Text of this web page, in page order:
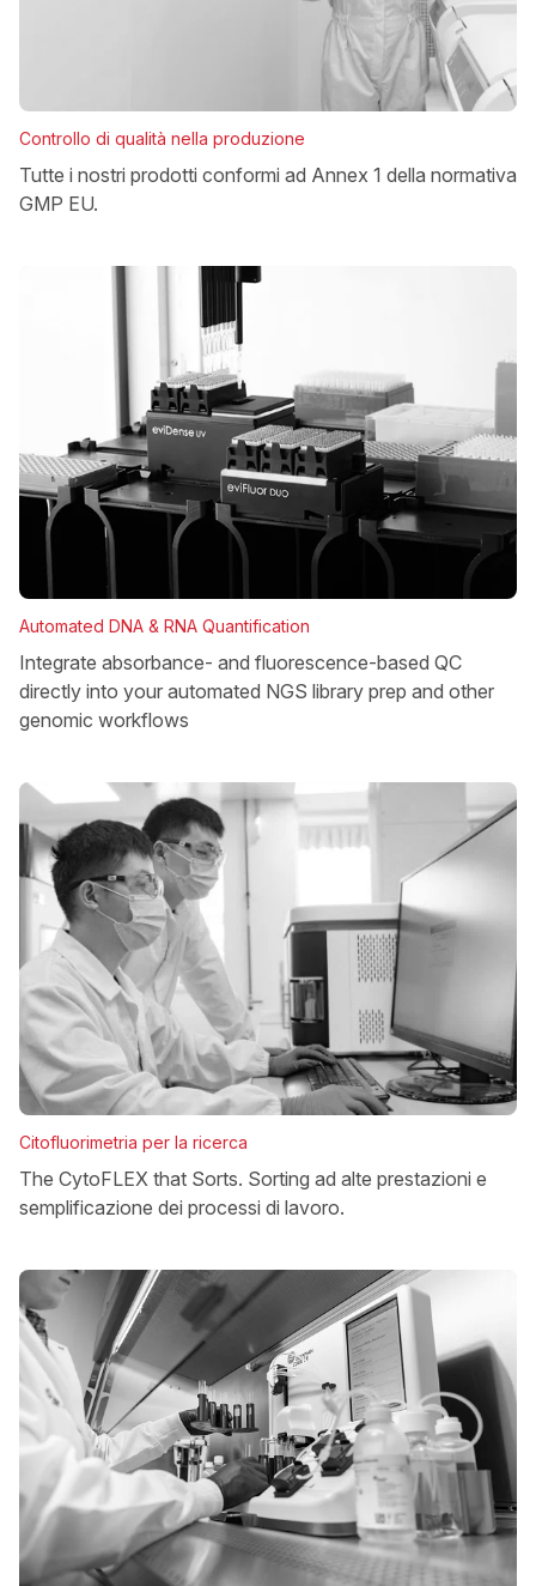
Controllo di qualità nella produzione
Tutte i nostri prodotti conformi ad Annex 1 della normativa
GMP EU.
Automated DNA & RNA Quantification
Integrate absorbance- and fluorescence-based QC
directly into your automated NGS library prep and other
genomic workflows
Citofluorimetria per la ricerca
The CytoFLEX that Sorts. Sorting ad alte prestazioni e
semplificazione dei processi di lavoro.